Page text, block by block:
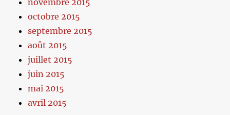
octobre 2015
septembre 2015
août 2015
juillet 2015
juin 2015
mai 2015
avril 2015